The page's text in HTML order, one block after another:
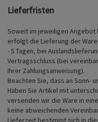
Lieferfristen
Soweit im jeweiligen
erfolgt die Lieferung der
- 5 Tagen, bei
Vertragsschluss (bei
Ihrer Zahlungsanweisung).
Beachten Sie, dass an Sonn-
Haben Sie Artikel mit
versenden wir die Ware in
keine abweichenden
Lieferzeit bestimmt sich in